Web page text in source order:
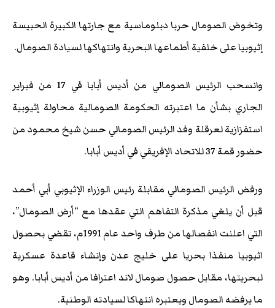
وتخوض الصومال حربا دبلوماسية مع جارتها الكبيرة الحبيسة
إثيوبيا على خلفية أطماعها البحرية وانتهاكها لسيادة الصومال.
وانسحب الرئيس الصومالي من أديس أبابا في 17 من فبراير
الجاري بشأن ما اعتبرته الحكومة الصومالية محاولة إثيوبية
استفزازية لعرقلة وفد الرئيس الصومالي حسن شيخ محمود من
حضور قمة 37 للاتحاد الإفريقي في أديس أبابا.
ورفض الرئيس الصومالي مقابلة رئيس الوزراء الإثيوبي أبي أحمد
قبل أن يلغي مذكرة التفاهم التي عقدها مع “أرض الصومال”،
التي اعلنت انفصالها من طرف واحد عام 1991م، تقضي بحصول
اثيوبيا منفذا بحريا على خليج عدن وإنشاء قاعدة عسكرية
لبحريتها، مقابل حصول صومال لاند اعترافا من أديس أبابا. وهو
ما يرفضه الصومال ويعتبره انتهاكا لسيادته الوطنية.